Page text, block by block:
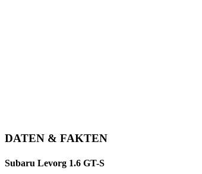
DATEN & FAKTEN
Subaru Levorg 1.6 GT-S